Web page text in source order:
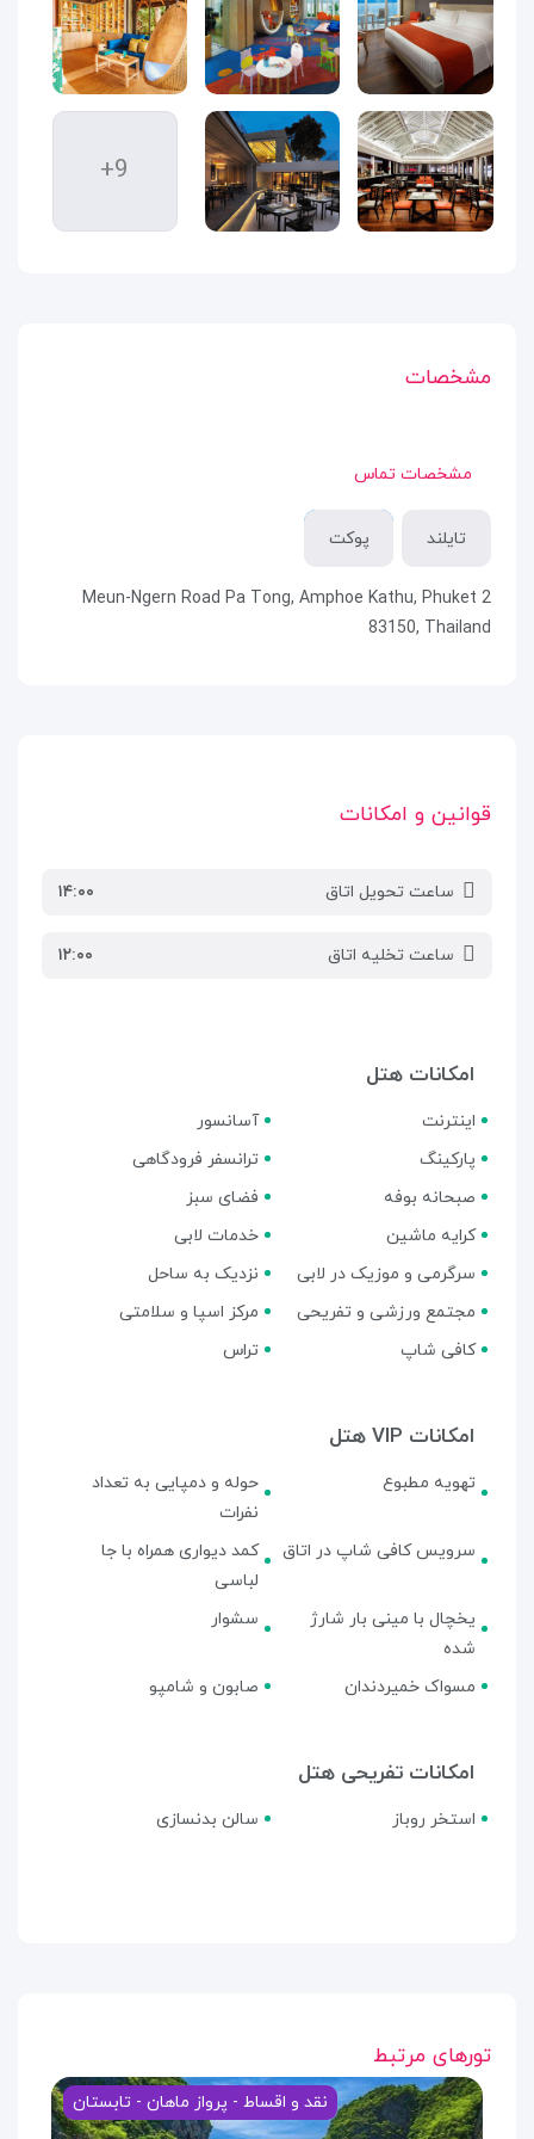
+9
مشخصات
مشخصات تماس
تایلند پوکت
2 Meun-Ngern Road Pa Tong, Amphoe Kathu, Phuket
83150, Thailand
قوانین و امکانات
ساعت تحویل اتاق ۱۴:۰۰
ساعت تخلیه اتاق ۱۲:۰۰
امکانات هتل
اینترنت
آسانسور
پارکینگ
ترانسفر فرودگاهی
صبحانه بوفه
فضای سبز
کرایه ماشین
خدمات لابی
سرگرمی و موزیک در لابی
نزدیک به ساحل
مجتمع ورزشی و تفریحی
مرکز اسپا و سلامتی
کافی شاپ
تراس
امکانات VIP هتل
تهویه مطبوع
حوله و دمپایی به تعداد
نفرات
سرویس کافی شاپ در اتاق
کمد دیواری همراه با جا
لباسی
یخچال با مینی بار شارژ
شده
سشوار
مسواک خمیردندان صابون و شامپو
امکانات تفریحی هتل
استخر روباز سالن بدنسازی
تورهای مرتبط
نقد و اقساط - پرواز ماهان - تابستان